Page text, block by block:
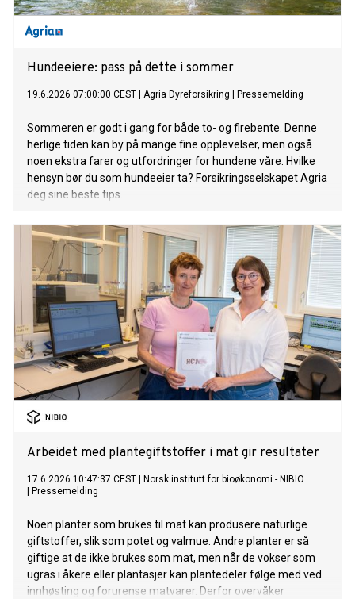
Hundeeiere: pass på dette i sommer
19.6.2026 07:00:00 CEST Agria Dyreforsikring Pressemelding
Sommeren er godt i gang for både to- og firebente. Denne
herlige tiden kan by på mange fine opplevelser, men også
noen ekstra farer og utfordringer for hundene våre. Hvilke
hensyn bør du som hundeeier ta? Forsikringsselskapet Agria
deg sine beste tips.
Arbeidet med plantegiftstoffer i mat gir resultater
17.6.2026 10:47:37 CEST
Norsk institutt for bioøkonomi - NIBIO
Pressemelding
Noen planter som brukes til mat kan produsere naturlige
giftstoffer, slik som potet og valmue. Andre planter er så
giftige at de ikke brukes som mat, men når de vokser som
ugras i åkere eller plantasjer kan plantedeler følge med ved
innhøsting og forurense matvarer. Derfor overvåker